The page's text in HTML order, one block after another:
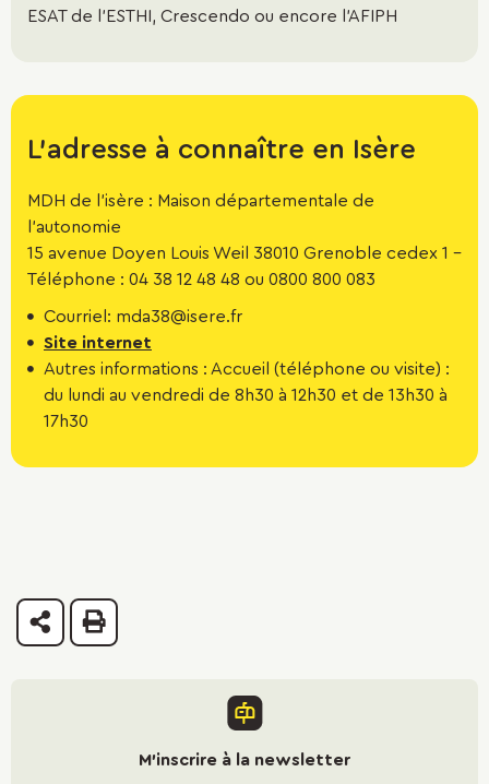
sécurité sociale. Elle est calculée en fonction du nombre
de travailleurs handicapés que l'employeur aurait dû
ESAT de l'ESTHI, Crescendo ou encore l'AFIPH
L'adresse à connaître en Isère
MDH de l’isère : Maison départementale de
l'autonomie
15 avenue Doyen Louis Weil 38010 Grenoble cedex 1 -
Téléphone : 04 38 12 48 48 ou 0800 800 083
Courriel: mda38@isere.fr
Site internet
Autres informations : Accueil (téléphone ou visite) :
du lundi au vendredi de 8h30 à 12h30 et de 13h30 à
17h30
PartagerImprimer
M'inscrire à la newsletter